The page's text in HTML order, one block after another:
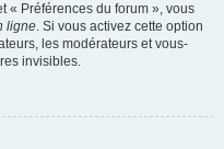
« Préférences du forum », vous
ligne. Si vous activez cette option
les modérateurs et vous-
invisibles.